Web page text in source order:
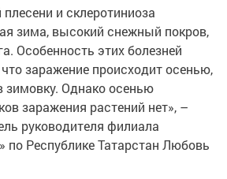
и склеротиниоза
зима, высокий снежный покров,
Особенность этих болезней
заражение происходит осенью,
зимовку. Однако осенью
заражения растений нет», –
руководителя филиала
по Республике Татарстан Любовь